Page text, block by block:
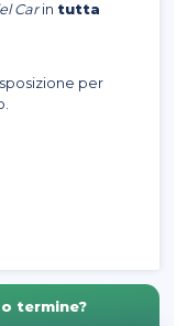
Carin tutta
per
termine?